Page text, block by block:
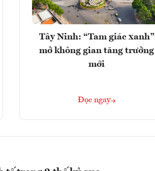
Tây Ninh: “Tam giác xanh”
mở không gian tăng trưởng
mới
Đọc ngay